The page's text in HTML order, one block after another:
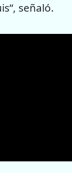
señaló.